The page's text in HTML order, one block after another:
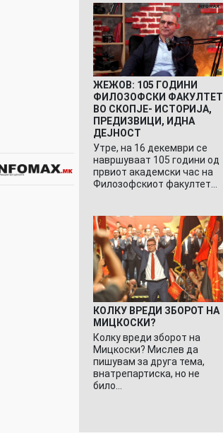
ЖЕЖОВ: 105 ГОДИНИ
ФИЛОЗОФСКИ ФАКУЛТЕТ
ВО СКОПЈЕ- ИСТОРИЈА,
ПРЕДИЗВИЦИ, ИДНА
ДЕЈНОСТ
Утре, на 16 декември се
навршуваат 105 години од
првиот академски час на
Филозофскиот факултет…
КОЛКУ ВРЕДИ ЗБОРОТ НА
МИЦКОСКИ?
Колку вреди зборот на
Мицкоски? Мислев да
пишувам за друга тема,
внатрепартиска, но не
било…